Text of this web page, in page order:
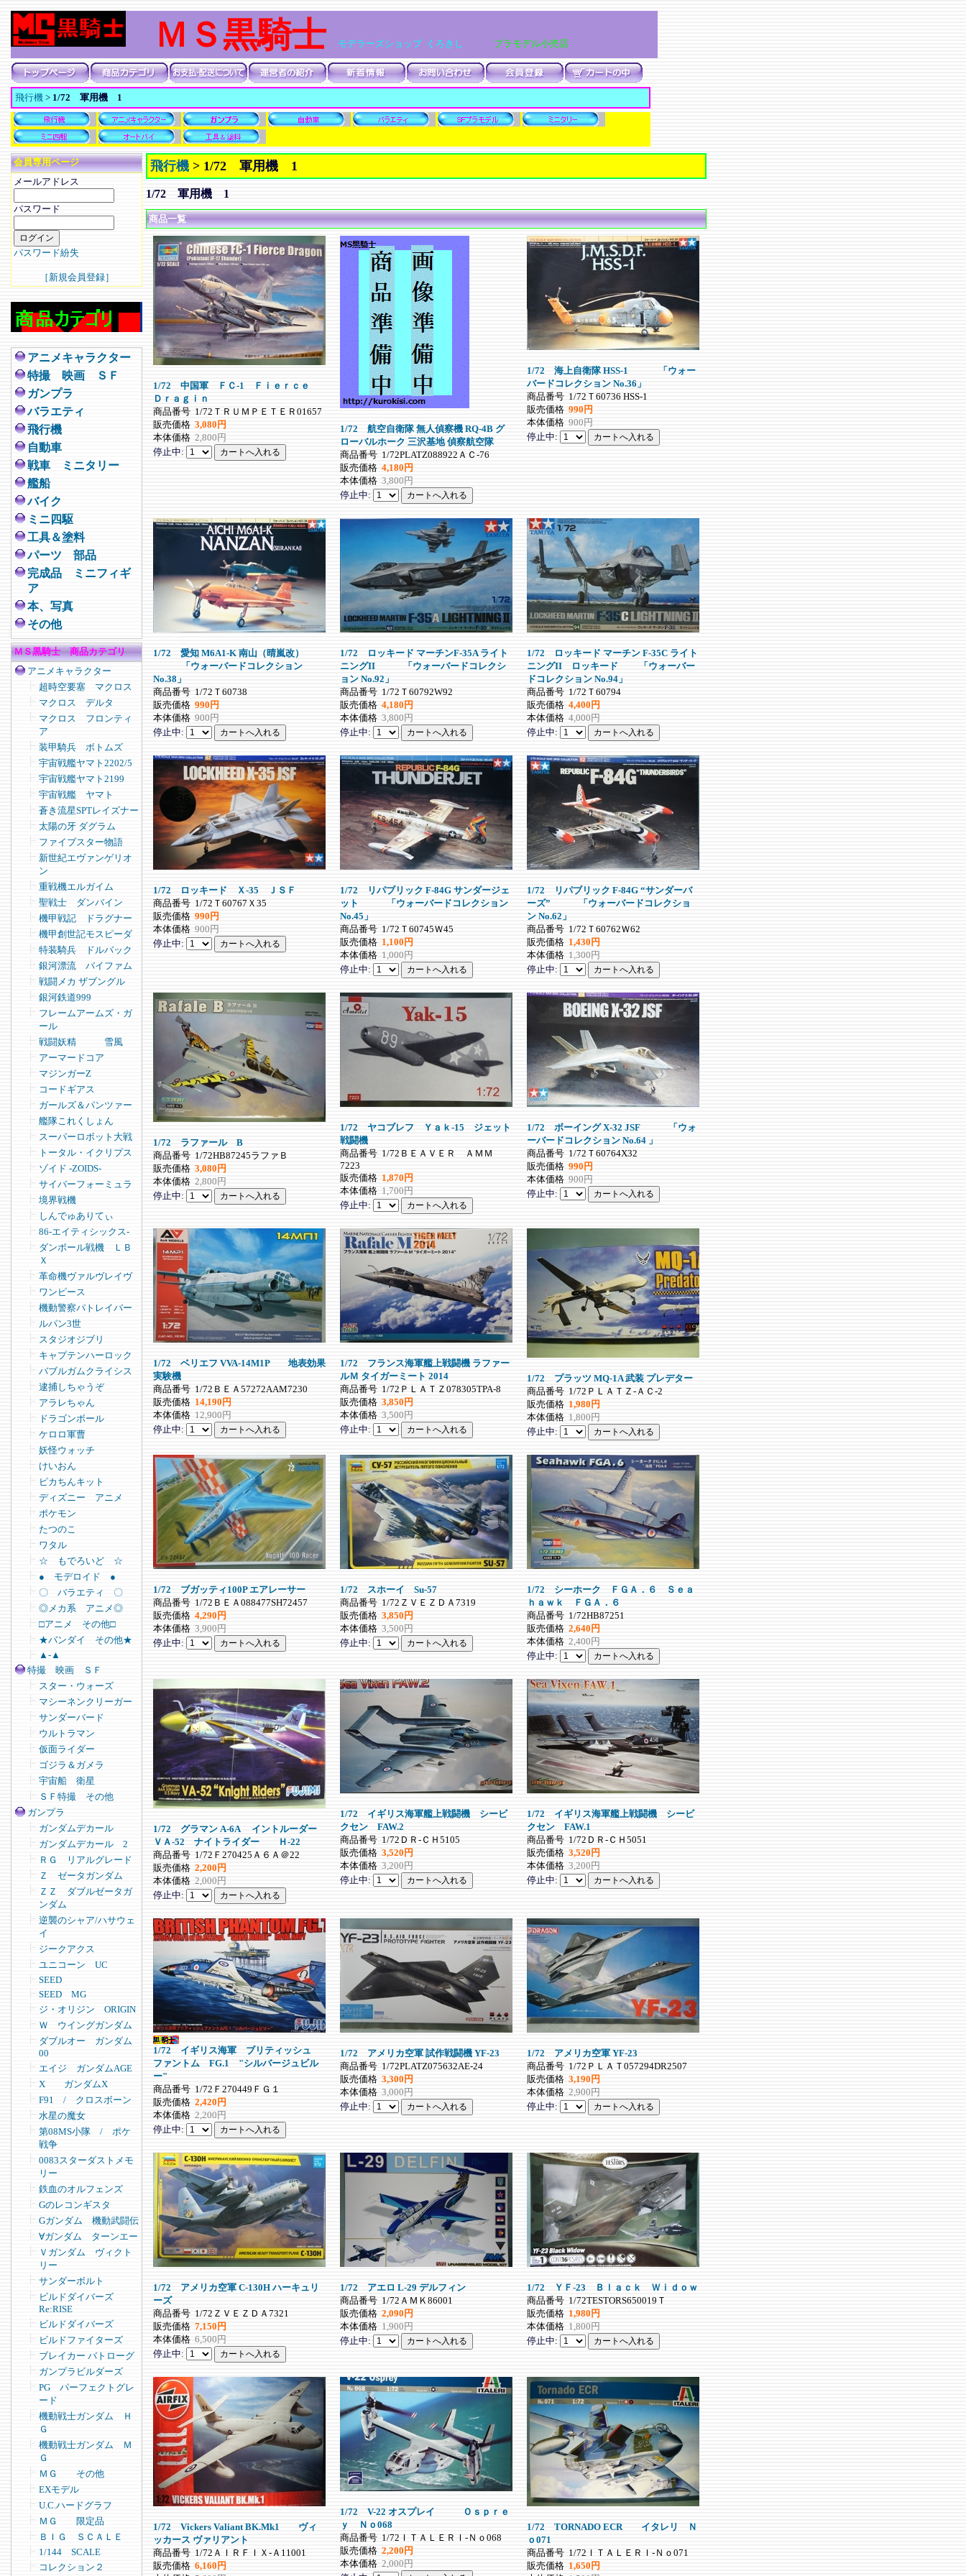
ＭＳ黒騎士 モデラーズショップ くろきし プラモデル小売店
飛行機 > 1/72 軍用機 1
会員専用ページ
メールアドレス
パスワード
パスワード紛失
［新規会員登録］
アニメキャラクター
特撮 映画 ＳＦ
ガンプラ
バラエティ
飛行機
自動車
戦車 ミニタリー
艦船
バイク
ミニ四駆
工具＆塗料
パーツ 部品
完成品 ミニフィギ
ア
本、写真
その他
ＭＳ黒騎士 商品カテゴリ
アニメキャラクター
超時空要塞 マクロス
マクロス デルタ
マクロス フロンティ
ア
装甲騎兵 ボトムズ
宇宙戦艦ヤマト2202/5
宇宙戦艦ヤマト2199
宇宙戦艦 ヤマト
蒼き流星SPTレイズナー
太陽の牙 ダグラム
ファイブスター物語
新世紀エヴァンゲリオ
ン
重戦機エルガイム
聖戦士 ダンバイン
機甲戦記 ドラグナー
機甲創世記モスピーダ
特装騎兵 ドルバック
銀河漂流 バイファム
戦闘メカ ザブングル
銀河鉄道999
フレームアームズ・ガ
ール
戦闘妖精 雪風
アーマードコア
マジンガーZ
コードギアス
ガールズ＆パンツァー
艦隊これくしょん
スーパーロボット大戦
トータル・イクリプス
ゾイド -ZOIDS-
サイバーフォーミュラ
境界戦機
しんでゅありてぃ
86-エイティシックス-
ダンボール戦機 ＬＢ
Ｘ
革命機ヴァルヴレイヴ
ワンピース
機動警察パトレイバー
ルパン3世
スタジオジブリ
キャプテンハーロック
バブルガムクライシス
逮捕しちゃうぞ
アラレちゃん
ドラゴンボール
ケロロ軍曹
妖怪ウォッチ
けいおん
ピカちんキット
ディズニー アニメ
ポケモン
たつのこ
ワタル
☆ もでろいど ☆
● モデロイド ●
〇 バラエティ 〇
◎メカ系 アニメ◎
□アニメ その他□
★バンダイ その他★
▲-▲
特撮 映画 ＳＦ
スター・ウォーズ
マシーネンクリーガー
サンダーバード
ウルトラマン
仮面ライダー
ゴジラ＆ガメラ
宇宙船 衛星
ＳＦ特撮 その他
ガンプラ
ガンダムデカール
ガンダムデカール 2
ＲＧ リアルグレード
Ｚ ゼータガンダム
ＺＺ ダブルゼータガ
ンダム
逆襲のシャア/ハサウェ
イ
ジークアクス
ユニコーン UC
SEED
SEED MG
ジ・オリジン ORIGIN
Ｗ ウイングガンダム
ダブルオー ガンダム
00
エイジ ガンダムAGE
X ガンダムX
F91 / クロスボーン
水星の魔女
第08MS小隊 / ポケ
戦争
0083スターダストメモ
リー
鉄血のオルフェンズ
Gのレコンギスタ
Gガンダム 機動武闘伝
∀ガンダム ターンエー
Ｖガンダム ヴィクト
リー
サンダーボルト
ビルドダイバーズ
Re:RISE
ビルドダイバーズ
ビルドファイターズ
ブレイカー バトローグ
ガンプラビルダーズ
PG パーフェクトグレ
ード
機動戦士ガンダム Ｈ
Ｇ
機動戦士ガンダム Ｍ
Ｇ
ＭＧ その他
EXモデル
U.C.ハードグラフ
ＭＧ 限定品
ＢＩＧ ＳＣＡＬＥ
1/144 SCALE
コレクション２
飛行機 > 1/72 軍用機 1
1/72 軍用機 1
商品一覧
1/72 中国軍 ＦＣ-1 Ｆｉｅｒｃｅ
Ｄｒａｇｉｎ
商品番号 1/72ＴＲＵＭＰＥＴＥＲ01657
販売価格 3,080円
本体価格 2,800円
停止中:
1/72 航空自衛隊 無人偵察機 RQ-4B グ
ローバルホーク 三沢基地 偵察航空隊
商品番号 1/72PLATZ088922ＡＣ-76
販売価格 4,180円
本体価格 3,800円
停止中:
1/72 海上自衛隊 HSS-1 「ウォー
バードコレクション No.36」
商品番号 1/72Ｔ60736 HSS-1
販売価格 990円
本体価格 900円
停止中:
1/72 愛知 M6A1-K 南山（晴嵐改）
「ウォーバードコレクション
No.38」
商品番号 1/72Ｔ60738
販売価格 990円
本体価格 900円
停止中:
1/72 ロッキード マーチンF-35A ライト
ニングII 「ウォーバードコレクシ
ョン No.92」
商品番号 1/72Ｔ60792W92
販売価格 4,180円
本体価格 3,800円
停止中:
1/72 ロッキード マーチン F-35C ライト
ニングII ロッキード 「ウォーバー
ドコレクション No.94」
商品番号 1/72Ｔ60794
販売価格 4,400円
本体価格 4,000円
停止中:
1/72 ロッキード Ｘ-35 ＪＳＦ
商品番号 1/72Ｔ60767Ｘ35
販売価格 990円
本体価格 900円
停止中:
1/72 リパブリック F-84G サンダージェ
ット 「ウォーバードコレクション
No.45」
商品番号 1/72Ｔ60745Ｗ45
販売価格 1,100円
本体価格 1,000円
停止中:
1/72 リパブリック F-84G “サンダーバ
ーズ” 「ウォーバードコレクショ
ン No.62」
商品番号 1/72Ｔ60762Ｗ62
販売価格 1,430円
本体価格 1,300円
停止中:
1/72 ラファール B
商品番号 1/72HB87245ラファＢ
販売価格 3,080円
本体価格 2,800円
停止中:
1/72 ヤコブレフ Ｙａｋ-15 ジェット
戦闘機
商品番号 1/72ＢＥＡＶＥＲ ＡＭＭ
7223
販売価格 1,870円
本体価格 1,700円
停止中:
1/72 ボーイング X-32 JSF 「ウォ
ーバードコレクション No.64 」
商品番号 1/72Ｔ60764X32
販売価格 990円
本体価格 900円
停止中:
1/72 ベリエフ VVA‐14M1P 地表効果
実験機
商品番号 1/72ＢＥＡ57272AAM7230
販売価格 14,190円
本体価格 12,900円
停止中:
1/72 フランス海軍艦上戦闘機 ラファー
ルＭ タイガーミート 2014
商品番号 1/72ＰＬＡＴＺ078305TPA-8
販売価格 3,850円
本体価格 3,500円
停止中:
1/72 プラッツ MQ-1A 武装 プレデター
商品番号 1/72ＰＬＡＴＺ-ＡＣ-2
販売価格 1,980円
本体価格 1,800円
停止中:
1/72 ブガッティ100P エアレーサー
商品番号 1/72ＢＥＡ088477SH72457
販売価格 4,290円
本体価格 3,900円
停止中:
1/72 スホーイ Su-57
商品番号 1/72ＺＶＥＺＤＡ7319
販売価格 3,850円
本体価格 3,500円
停止中:
1/72 シーホーク ＦＧＡ．６ Ｓｅａ
ｈａｗｋ ＦＧＡ．６
商品番号 1/72HB87251
販売価格 2,640円
本体価格 2,400円
停止中:
1/72 グラマン A-6A イントルーダー
ＶＡ-52 ナイトライダー Ｈ-22
商品番号 1/72Ｆ270425Ａ６Ａ＠22
販売価格 2,200円
本体価格 2,000円
停止中:
1/72 イギリス海軍艦上戦闘機 シービ
クセン FAW.2
商品番号 1/72ＤＲ-ＣＨ5105
販売価格 3,520円
本体価格 3,200円
停止中:
1/72 イギリス海軍艦上戦闘機 シービ
クセン FAW.1
商品番号 1/72ＤＲ-ＣＨ5051
販売価格 3,520円
本体価格 3,200円
停止中:
1/72 イギリス海軍 ブリティッシュ
ファントム FG.1 "シルバージュビル
ー"
商品番号 1/72Ｆ270449ＦＧ１
販売価格 2,420円
本体価格 2,200円
停止中:
1/72 アメリカ空軍 試作戦闘機 YF-23
商品番号 1/72PLATZ075632AE-24
販売価格 3,300円
本体価格 3,000円
停止中:
1/72 アメリカ空軍 YF-23
商品番号 1/72ＰＬＡＴ057294DR2507
販売価格 3,190円
本体価格 2,900円
停止中:
1/72 アメリカ空軍 C-130H ハーキュリ
ーズ
商品番号 1/72ＺＶＥＺＤＡ7321
販売価格 7,150円
本体価格 6,500円
停止中:
1/72 アエロ L-29 デルフィン
商品番号 1/72ＡＭＫ86001
販売価格 2,090円
本体価格 1,900円
停止中:
1/72 ＹＦ-23 Ｂｌａｃｋ Ｗｉｄｏｗ
商品番号 1/72TESTORS650019Ｔ
販売価格 1,980円
本体価格 1,800円
停止中:
1/72 Vickers Valiant BK.Mk1 ヴィ
ッカース ヴァリアント
商品番号 1/72ＡＩＲＦＩＸ-Ａ11001
販売価格 6,160円
1/72 V-22 オスプレイ Ｏｓｐｒｅ
ｙ Ｎｏ068
商品番号 1/72ＩＴＡＬＥＲＩ-Ｎｏ068
販売価格 2,200円
本体価格 2,000円
1/72 TORNADO ECR イタレリ Ｎ
ｏ071
商品番号 1/72ＩＴＡＬＥＲＩ-Ｎｏ071
販売価格 1,650円